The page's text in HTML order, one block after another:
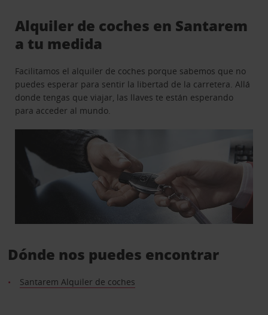
Alquiler de coches en Santarem
a tu medida
Facilitamos el alquiler de coches porque sabemos que no
puedes esperar para sentir la libertad de la carretera. Allá
donde tengas que viajar, las llaves te están esperando
para acceder al mundo.
Dónde nos puedes encontrar
Santarem Alquiler de coches